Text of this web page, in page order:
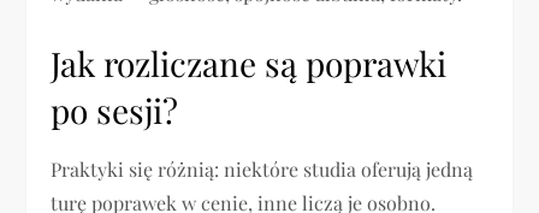
Jak rozliczane są poprawki
po sesji?
Praktyki się różnią: niektóre studia oferują jedną
turę poprawek w cenie, inne liczą je osobno.